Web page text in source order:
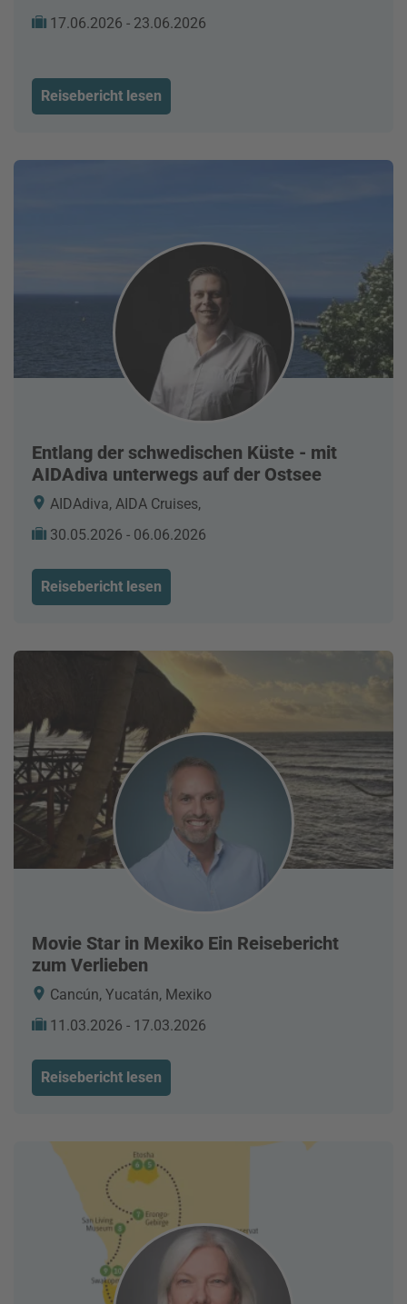
17.06.2026 - 23.06.2026
Reisebericht lesen
Entlang der schwedischen Küste - mit
AIDAdiva unterwegs auf der Ostsee
AIDAdiva, AIDA Cruises,
30.05.2026 - 06.06.2026
Reisebericht lesen
Movie Star in Mexiko Ein Reisebericht
zum Verlieben
Cancún, Yucatán, Mexiko
11.03.2026 - 17.03.2026
Reisebericht lesen